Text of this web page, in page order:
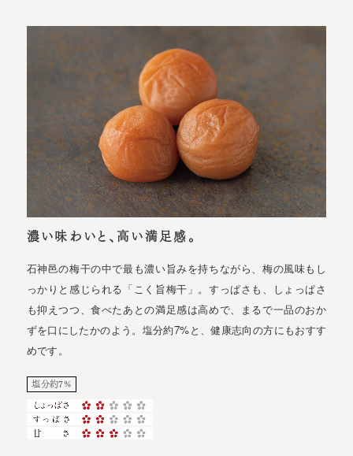
濃い味わいと、高い満足感。
石神邑の梅干の中で最も濃い旨みを持ちながら、梅の風味もし
っかりと感じられる「こく旨梅干」。すっぱさも、しょっぱさ
も抑えつつ、食べたあとの満足感は高めで、まるで一品のおか
ずを口にしたかのよう。塩分約7%と、健康志向の方にもおすす
めです。
塩分約7%